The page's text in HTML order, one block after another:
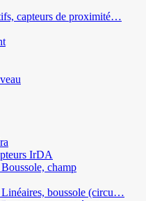
capteurs de proximité…
IrDA
champ
Linéaires, boussole (circu…